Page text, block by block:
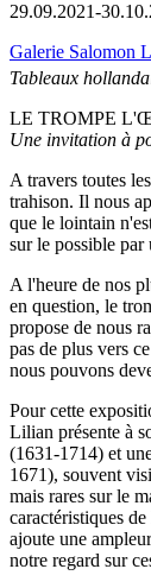
29.09.2021-
Galerie Salomon
Tableaux
LE TROMPE
Une invitation à
A travers toutes
trahison. Il nous
que le lointain
sur le possible par
A l'heure de nos
en question, le
propose de nous
pas de plus vers
nous pouvons
Pour cette
Lilian présente à
(1631-1714) et
1671), souvent
mais rares sur le
caractéristiques
ajoute une
notre regard sur